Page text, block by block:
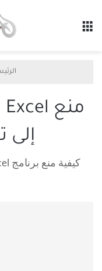
إلى
كيفية منع برنامج Excel من تحويل الكسور إلى تواريخ